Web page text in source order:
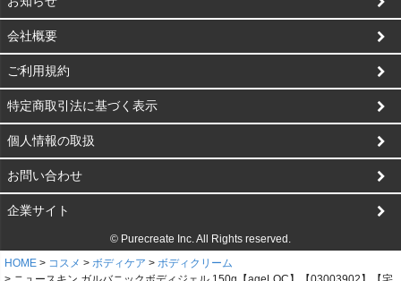
会社概要
ご利用規約
特定商取引法に基づく表示
個人情報の取扱
お問い合わせ
企業サイト
© Purecreate Inc. All Rights reserved.
HOME
コスメ ボディケア
ボディクリーム